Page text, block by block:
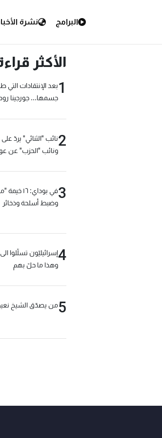
البرامج نشرة
الأكثر
1بعد الإنتقادات التي
جسمها... جورجينا
2نائب "الثنائي" يردّ
ونائب "الحزب" عن
3
في بوداي: ١٦
وضبط أسلحة وذخائر
4إسرائيليّون تسلّلوا
وهذا ما حلّ بهم
5من يصدّق الشيخ